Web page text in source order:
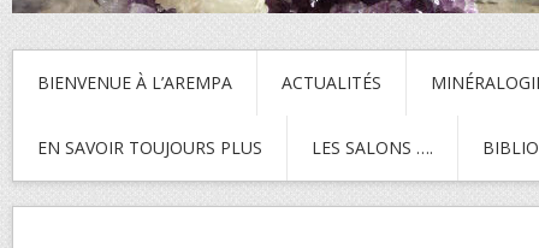
BIENVENUE À L’AREMPA ACTUALITÉS
EN SAVOIR TOUJOURS PLUS LES SALONS ….